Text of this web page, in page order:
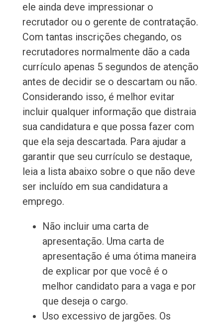
ele ainda deve impressionar o
recrutador ou o gerente de contratação.
Com tantas inscrições chegando, os
recrutadores normalmente dão a cada
currículo apenas 5 segundos de atenção
antes de decidir se o descartam ou não.
Considerando isso, é melhor evitar
incluir qualquer informação que distraia
sua candidatura e que possa fazer com
que ela seja descartada. Para ajudar a
garantir que seu currículo se destaque,
leia a lista abaixo sobre o que não deve
ser incluído em sua candidatura a
emprego.
Não incluir uma carta de
apresentação. Uma carta de
apresentação é uma ótima maneira
de explicar por que você é o
melhor candidato para a vaga e por
que deseja o cargo.
Uso excessivo de jargões. Os